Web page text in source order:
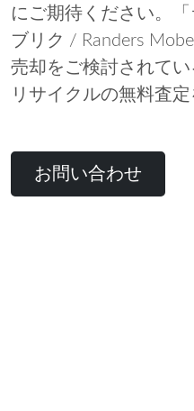
にご期待ください。
ブリク / Randers
売却をご検討されて
リサイクルの無料査定
お問い合わせ